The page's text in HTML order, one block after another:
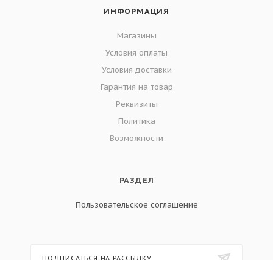
ИНФОРМАЦИЯ
Магазины
Условия оплаты
Условия доставки
Гарантия на товар
Реквизиты
Политика
Возможности
РАЗДЕЛ
Пользовательское соглашение
ПОДПИСАТЬСЯ НА РАССЫЛКУ